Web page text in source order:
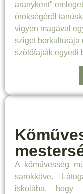
aranyként"
örökségéről
vigyen magával
sziget borkultúrája
szőlőfajták egyedi
A kőművesség
sarokköve.
iskolába, hogy